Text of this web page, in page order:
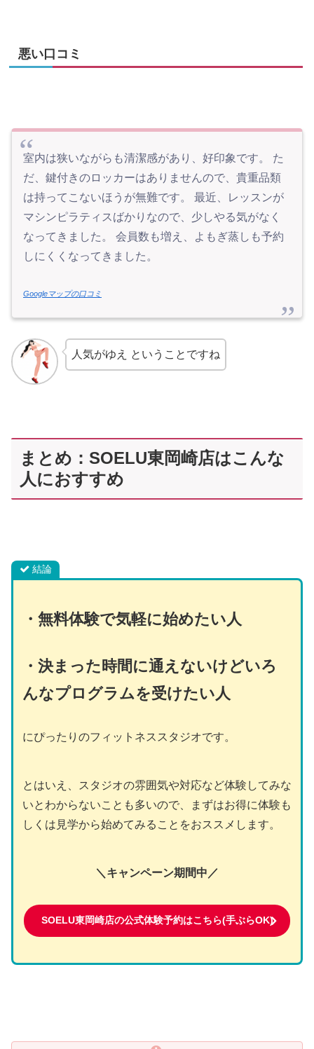
悪い口コミ
室内は狭いながらも清潔感があり、好印象です。 た
だ、鍵付きのロッカーはありませんので、貴重品類
は持ってこないほうが無難です。 最近、レッスンが
マシンピラティスばかりなので、少しやる気がなく
なってきました。 会員数も増え、よもぎ蒸しも予約
しにくくなってきました。
Googleマップの口コミ
人気がゆえ ということですね
まとめ：SOELU東岡崎店はこんな
人におすすめ
結論
・ 無料体験で気軽に始めたい人
・決まった時間に通えないけどいろ
んなプログラムを受けたい人
にぴったりのフィットネススタジオです。
とはいえ、スタジオの雰囲気や対応など体験してみな
いとわからないことも多いので、まずはお得に体験も
しくは見学から始めてみることをおススメします。
＼キャンペーン期間中／
SOELU東岡崎店の公式体験予約はこちら(手ぶらOK)